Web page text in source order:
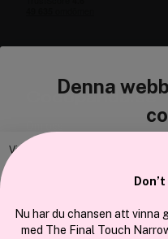
Denna
Vi använder enhetsidentifierare
och annan information från din
och analysföretag som vi
Cocopanda.se
Nu har du chansen att
med The Final Touch